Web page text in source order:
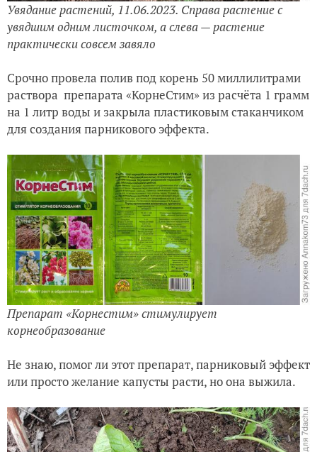
Увядание растений, 11.06.2023. Справа растение с
увядшим одним листочком, а слева — растение
практически совсем завяло
Срочно провела полив под корень 50 миллилитрами
раствора препарата «КорнеСтим» из расчёта 1 грамм
на 1 литр воды и закрыла пластиковым стаканчиком
для создания парникового эффекта.
Препарат «Корнестим» стимулирует
корнеобразование
Не знаю, помог ли этот препарат, парниковый эффект
или просто желание капусты расти, но она выжила.